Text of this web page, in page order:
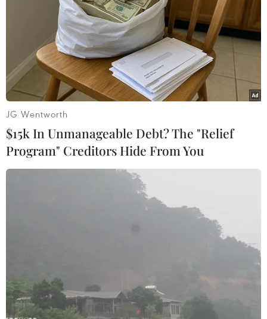
(Natjoints)ngày 30/5 đã bác bỏ thông tin về nguy
cơ xảy ra tấn công khủng bố nhằm vào Giảivô
địch bóng đá thế giới 2010 (World Cup 2010).
Trước đó, nhật báo "Sunday Times" của Nam Phi
dẫn nguồn tin của Cơ quanchống khủng bố
thuộc Quốc hội Mỹ (NEFA) cho rằng nguy cơ xảy
ra tấn công khủngbố tại Nam Phi trong thời
gian diễn ra Vòng chung kết World Cup 2010
vẫn rấtcao.
Theo NEFA, một số tổ chức khủng bố quốc tế và
khu vực đang lên kế hoạchtiến hành tấn công
trong dịp World Cup 2010. Đặc biệt, một số trại
huấn luyệnkhủng bố đã được thành lập tại
mộtsố phần tử khủng bố, trong đó có những
thành viênal-Qaeda, đã xuất hiện tại cáctrại
huấn luyện này.
JG Wentworth
$15k In Unmanageable Debt? The "Relief
Program" Creditors Hide From You